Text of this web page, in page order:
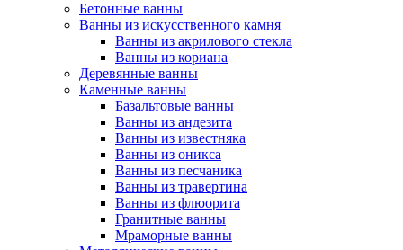
Бетонные ванны
Ванны из искусственного камня
Ванны из акрилового стекла
Ванны из кориана
Деревянные ванны
Каменные ванны
Базальтовые ванны
Ванны из андезита
Ванны из известняка
Ванны из оникса
Ванны из песчаника
Ванны из травертина
Ванны из флюорита
Гранитные ванны
Мраморные ванны